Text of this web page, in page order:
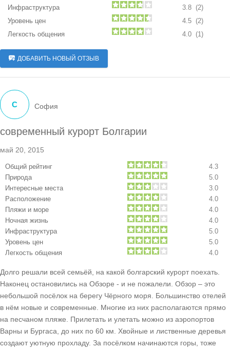
Инфраструктура
3.8 (2)
Уровень цен
4.5 (2)
Легкость общения
4.0 (1)
ДОБАВИТЬ НОВЫЙ ОТЗЫВ
современный курорт Болгарии
май 20, 2015
Общий рейтинг
4.3
Природа
5.0
Интересные места
3.0
Расположение
4.0
Пляжи и море
4.0
Ночная жизнь
4.0
Инфраструктура
5.0
Уровень цен
5.0
Легкость общения
4.0
Долго решали всей семьёй, на какой болгарский курорт поехать.
Наконец остановились на Обзоре - и не пожалели. Обзор – это
небольшой посёлок на берегу Чёрного моря. Большинство отелей
в нём новые и современные. Многие из них располагаются прямо
на песчаном пляже. Прилетать и улетать можно из аэропортов
Варны и Бургаса, до них по 60 км. Хвойные и лиственные деревья
создают уютную прохладу. За посёлком начинаются горы, тоже
С София